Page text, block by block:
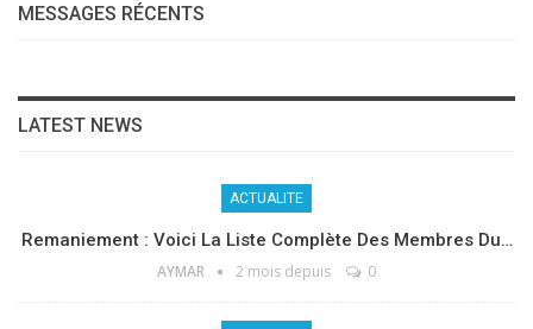
MESSAGES RÉCENTS
LATEST NEWS
ACTUALITE
Remaniement : Voici La Liste Complète Des Membres Du…
AYMAR 2 mois depuis 0